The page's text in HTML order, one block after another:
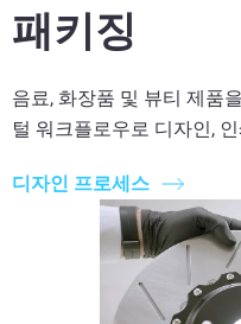
패키징
음료, 화장품 및 뷰티 제품
털 워크플로우로 디자인,
디자인 프로세스